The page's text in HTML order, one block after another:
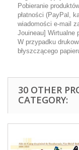
Pobieranie
płatności (PayPal,
wiadomości e-mail
Jouineau] Wirtualne
W przypadku
błyszczącego
30 OTHER
CATEGORY: